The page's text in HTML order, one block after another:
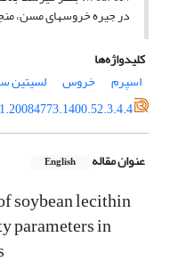
در جیره خروس­های مسن،
کلیدواژه‌ها
اسپرم
خروس لسیتین
عنوان مقاله English
soybean lecithin
‎parameters in